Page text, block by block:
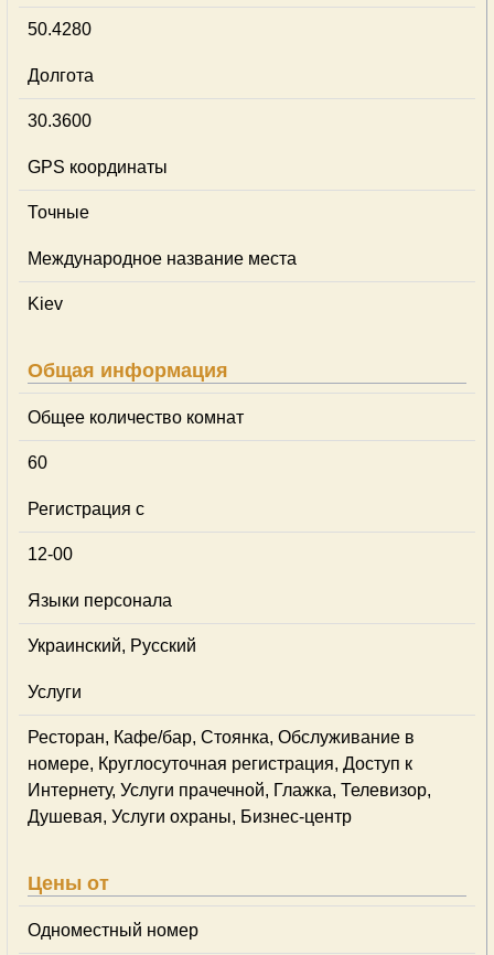
50.4280
Долгота
30.3600
GPS координаты
Точные
Международное название места
Kiev
Общая информация
Общее количество комнат
60
Регистрация с
12-00
Языки персонала
Украинский, Русский
Услуги
Ресторан, Кафе/бар, Стоянка, Обслуживание в
номере, Круглосуточная регистрация, Доступ к
Интернету, Услуги прачечной, Глажка, Телевизор,
Душевая, Услуги охраны, Бизнес-центр
Цены от
Одноместный номер